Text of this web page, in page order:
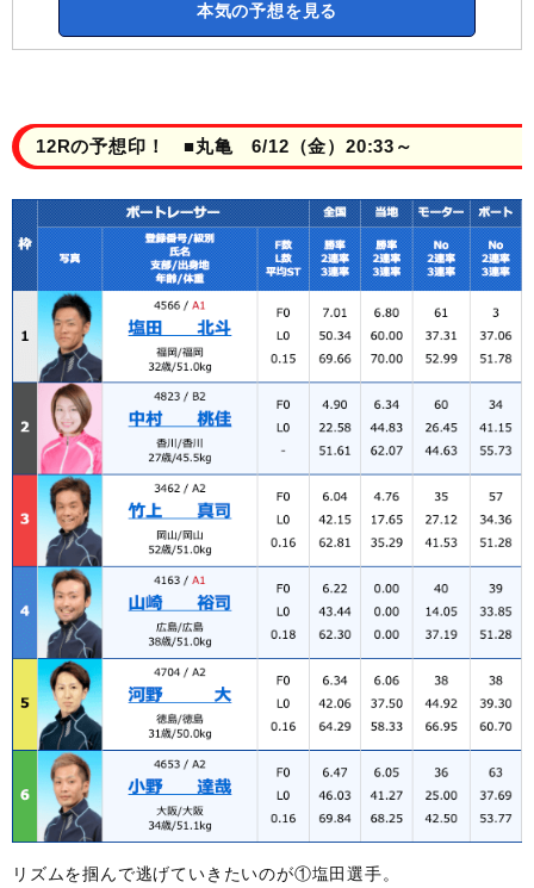
本気の予想を見る
12Rの予想印！ ■丸亀 6/12（金）20:33～
リズムを掴んで逃げていきたいのが①塩田選手。